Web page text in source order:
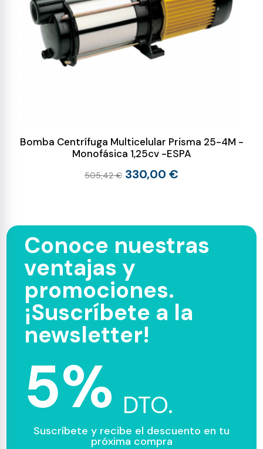
Bomba Centrífuga Multicelular Prisma 25-4M -
Monofásica 1,25cv -ESPA
505,42 € 330,00 €
Conoce nuestras
ventajas y
promociones.
¡Suscríbete a la
newsletter!
5% DTO.
Suscríbete y recibe el descuento en tu
próxima compra